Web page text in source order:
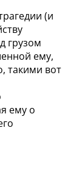
(и
грузом
ему,
такими вот
ему о